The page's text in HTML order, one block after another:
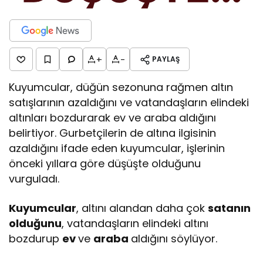
+ - PAYLAŞ
Kuyumcular, düğün sezonuna rağmen altın
satışlarının azaldığını ve vatandaşların elindeki
altınları bozdurarak ev ve araba aldığını
belirtiyor. Gurbetçilerin de altına ilgisinin
azaldığını ifade eden kuyumcular, işlerinin
önceki yıllara göre düşüşte olduğunu
vurguladı.
Kuyumcular, altını alandan daha çoksatanın
olduğunu, vatandaşların elindeki altını
bozdurup evve araba aldığını söylüyor.